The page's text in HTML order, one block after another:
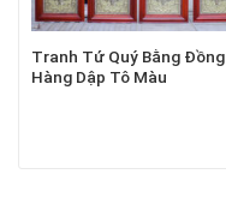
Tranh Tứ Quý Bằng Đồng
Hàng Dập Tô Màu